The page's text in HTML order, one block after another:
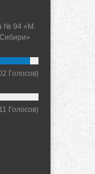
№ 94 «М.
Голосов)
Голосов)